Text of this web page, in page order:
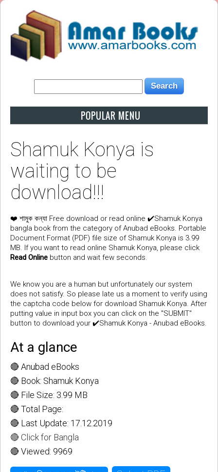
POPULAR MENU
Shamuk Konya is
waiting to be
download!!!
❤️ শামুক কন্যা Free download or read online ✔️Shamuk Konya
bangla book from the category of Anubad eBooks. Portable
Document Format (PDF) file size of Shamuk Konya is 3.99
MB. If you want to read online Shamuk Konya, please click
Read Online button and wait few seconds.
We know you are a human but unfortunately our system
does not satisfy. So please late us a moment to verify using
the captcha code below for download Shamuk Konya. After
putting value in input box you can click on the "SUBMIT"
button to download your ✔️Shamuk Konya - Anubad eBooks.
At a glance
🔴 Anubad eBooks
🔴 Book: Shamuk Konya
🔴 File Size: 3.99 MB
🔴 Total Page:
🔴 Last Update: 17.12.2019
🔴 Click for Bangla
🔴 Viewed: 9969